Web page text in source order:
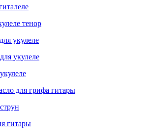
тенор
укулеле
укулеле
для грифа гитары
гитары